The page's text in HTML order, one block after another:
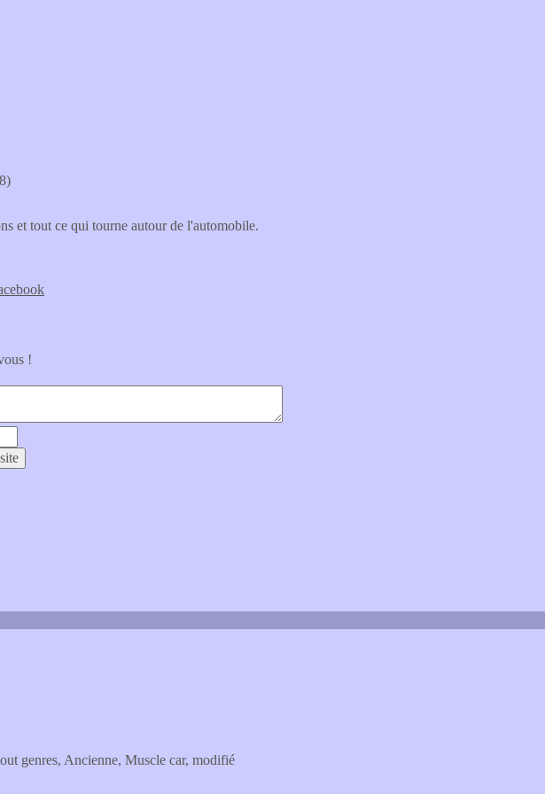
et tout ce qui tourne autour de l'automobile.
!
genres, Ancienne, Muscle car, modifié